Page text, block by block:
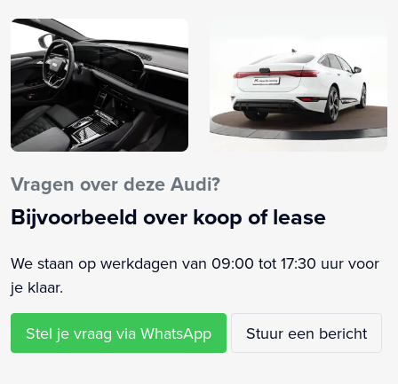
S Line exterieur
Stoelverwarming voorin (4A3)
Velgen Audi Sport, 5-arm-dynamiek, zwart metallic,
glansgedraaid (56E)
Warmtepomp
Achterbank in delen neerklapbaar
Alarm klasse 1(startblokkering)
Anti Blokkeer Systeem
Armsteun voor
Audi Connect diensten (IT3)
Audi connect key (2F1)
Audi phone box light (9ZV)
Vragen over deze Audi?
Bijvoorbeeld over koop of lease
We staan op werkdagen van 09:00 tot 17:30 uur voor
je klaar.
Stel je vraag via WhatsApp Stuur een bericht